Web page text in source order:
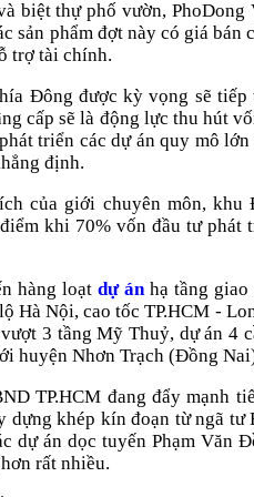
biệt thự phố vườn,
sản phẩm đợt này có giá
trợ tài chính.
Đông được kỳ vọng sẽ
cấp sẽ là động lực thu hút
triển các dự án quy mô
định.
của giới chuyên môn, khu
khi 70% vốn đầu tư phát
hàng loạt dự ánhạ tầng giao
Hà Nội, cao tốc TP.HCM -
3 tầng Mỹ Thuỷ, dự án 4
huyện Nhơn Trạch (Đồng
TP.HCM đang đẩy mạnh
dựng khép kín đoạn từ ngã
dự án dọc tuyến Phạm Văn
rất nhiều.